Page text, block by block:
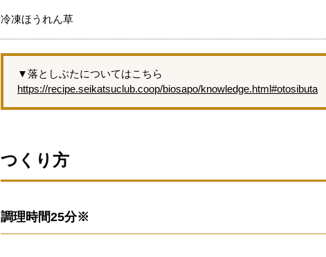
冷凍ほうれん草
▼落としぶたについてはこちら
https://recipe.seikatsuclub.coop/biosapo/knowledge.html#otosibuta
つくり方
調理時間25分※